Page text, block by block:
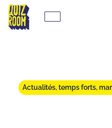
Actualités, temps forts,